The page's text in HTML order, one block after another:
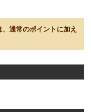
通常のポイントに加え